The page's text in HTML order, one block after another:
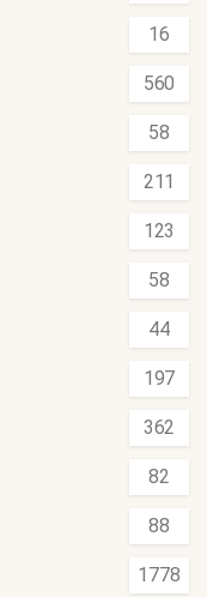
16
560
58
211
123
58
44
197
362
82
88
1778